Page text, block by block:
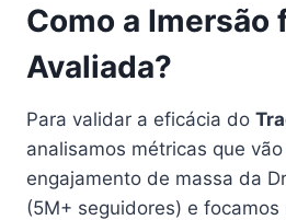
Como a Imersão
Avaliada?
Para validar a eficácia do
analisamos métricas que
engajamento de massa da
(5M+ seguidores) e